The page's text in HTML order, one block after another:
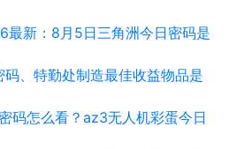
最新：8月5日三角洲今日密码是
、特勤处制造最佳收益物品是
码怎么看？az3无人机彩蛋今日